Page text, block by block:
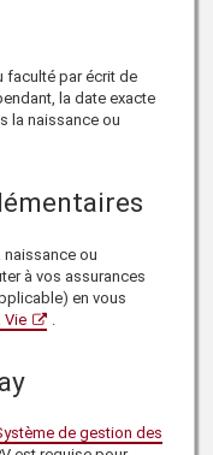
faculté par écrit de
la date exacte
la naissance ou
naissance ou
à vos assurances
en vous
Vie .
de gestion des